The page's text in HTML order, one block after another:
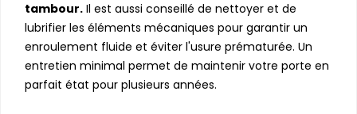
tambour. Il est aussi conseillé de nettoyer et de
lubrifier les éléments mécaniques pour garantir un
enroulement fluide et éviter l'usure prématurée. Un
entretien minimal permet de maintenir votre porte en
parfait état pour plusieurs années.